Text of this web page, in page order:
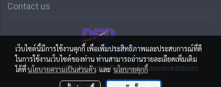
Contact us
© Copyright 2015 All Rights Reserved. outsourcedotcom
ผู้เข้าชมวันนี้
เว็บไซต์นี้มีการใช้งานคุกกี้ เพื่อเพิ่มประสิทธิภาพและประสบการณ์ที่ดี
ในการใช้งานเว็บไซต์ของท่าน ท่านสามารถอ่านรายละเอียดเพิ่มเติม
ได้ที่นโยบายความเป็นส่วนตัวและนโยบายคุกกี้